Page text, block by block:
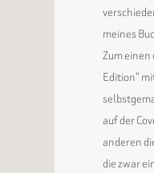
meines
Zum einen
Edition“
auf der
anderen
die zwar